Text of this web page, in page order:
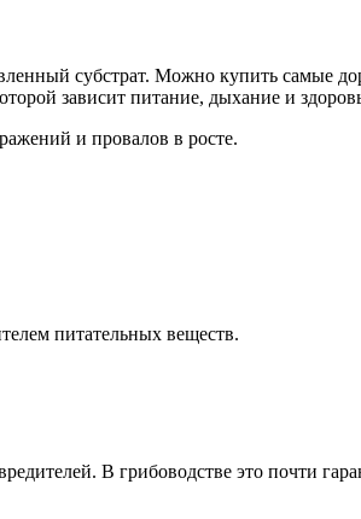
субстрат. Можно купить самые
зависит питание, дыхание и
и провалов в росте.
питательных веществ.
В грибоводстве это почти